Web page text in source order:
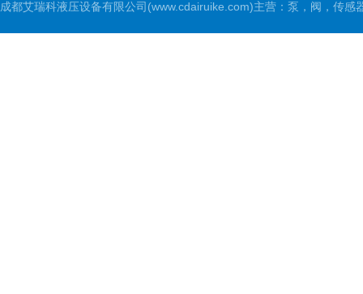
成都艾瑞科液压设备有限公司(www.cdairuike.com)主营：泵，阀，传